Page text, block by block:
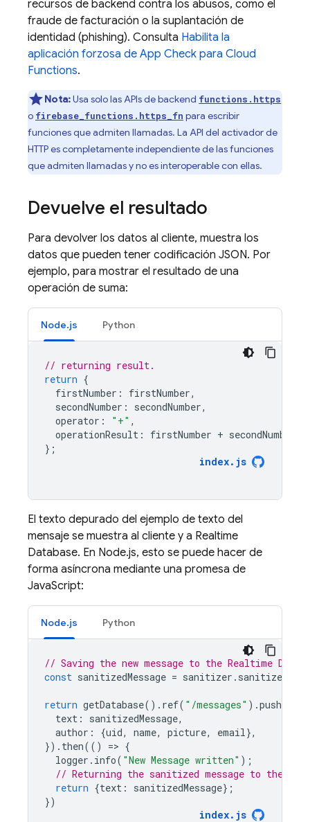
recursos de backend contra los abusos, como el
fraude de facturación o la suplantación de
identidad (phishing). Consulta Habilita la
aplicación forzosa de App Check para Cloud
Functions.
Nota:Usa solo las APIs de backend functions.https
o firebase_functions.https_fn para escribir
funciones que admiten llamadas. La API del activador de
HTTP es completamente independiente de las funciones
que admiten llamadas y no es interoperable con ellas.
Devuelve el resultado
Para devolver los datos al cliente, muestra los
datos que pueden tener codificación JSON. Por
ejemplo, para mostrar el resultado de una
operación de suma:
Node.js Python
// returning result.
return {
firstNumber : firstNumber,
secondNumber : secondNumber,
operator : "+" ,
operationResult : firstNumber + secondNumber
};
index. js
El texto depurado del ejemplo de texto del
mensaje se muestra al cliente y a Realtime
Database. En Node.js, esto se puede hacer de
forma asíncrona mediante una promesa de
JavaScript:
Node.js Python
// Saving the new message to the Realtime
const sanitizedMessage = sanitizer . sanitizeText
return getDatabase(). ref( "/messages" ).push
text : sanitizedMessage,
author : {uid, name, picture, email},
}). then(() => {
logger . info( "New Message written" );
// Returning the sanitized message to the
return {text : sanitizedMessage};
})
index. js